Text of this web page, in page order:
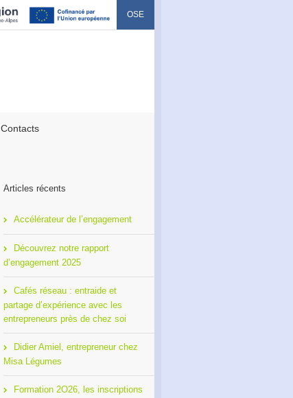
OSE
Contacts
Articles récents
Accélérateur de l’engagement
Découvrez notre rapport
d’engagement 2025
Cafés réseau : entraide et
partage d’expérience avec les
entrepreneurs près de chez soi
Didier Amiel, entrepreneur chez
Misa Légumes
Formation 2O26, les inscriptions